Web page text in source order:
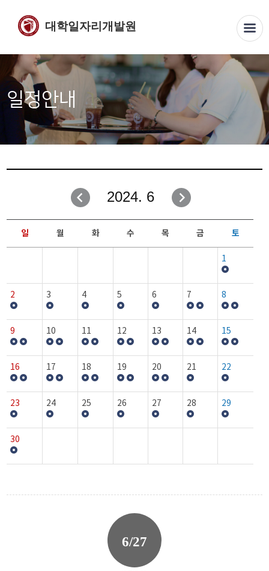
대학일자리개발원
일정안내
2024. 6
일 월 화 수 목 금 토
1
2 3 4 5 6 7 8
9 10 11 12 13 14 15
16 17 18 19 20 21 22
23 24 25 26 27 28 29
30
6/27